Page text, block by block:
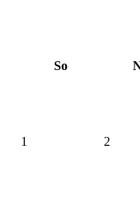
So
1 2